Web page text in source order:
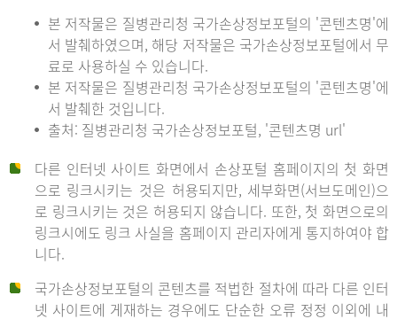
본 저작물은 질병관리청 국가손상정보포털의 '콘텐츠명'에
서 발췌하였으며, 해당 저작물은 국가손상정보포털에서 무
료로 사용하실 수 있습니다.
본 저작물은 질병관리청 국가손상정보포털의 '콘텐츠명'에
서 발췌한 것입니다.
출처: 질병관리청 국가손상정보포털, '콘텐츠명 url'
다른 인터넷 사이트 화면에서 손상포털 홈페이지의 첫 화면
으로 링크시키는 것은 허용되지만, 세부화면(서브도메인)으
로 링크시키는 것은 허용되지 않습니다. 또한, 첫 화면으로의
링크시에도 링크 사실을 홈페이지 관리자에게 통지하여야 합
니다.
국가손상정보포털의 콘텐츠를 적법한 절차에 따라 다른 인터
넷 사이트에 게재하는 경우에도 단순한 오류 정정 이외에 내